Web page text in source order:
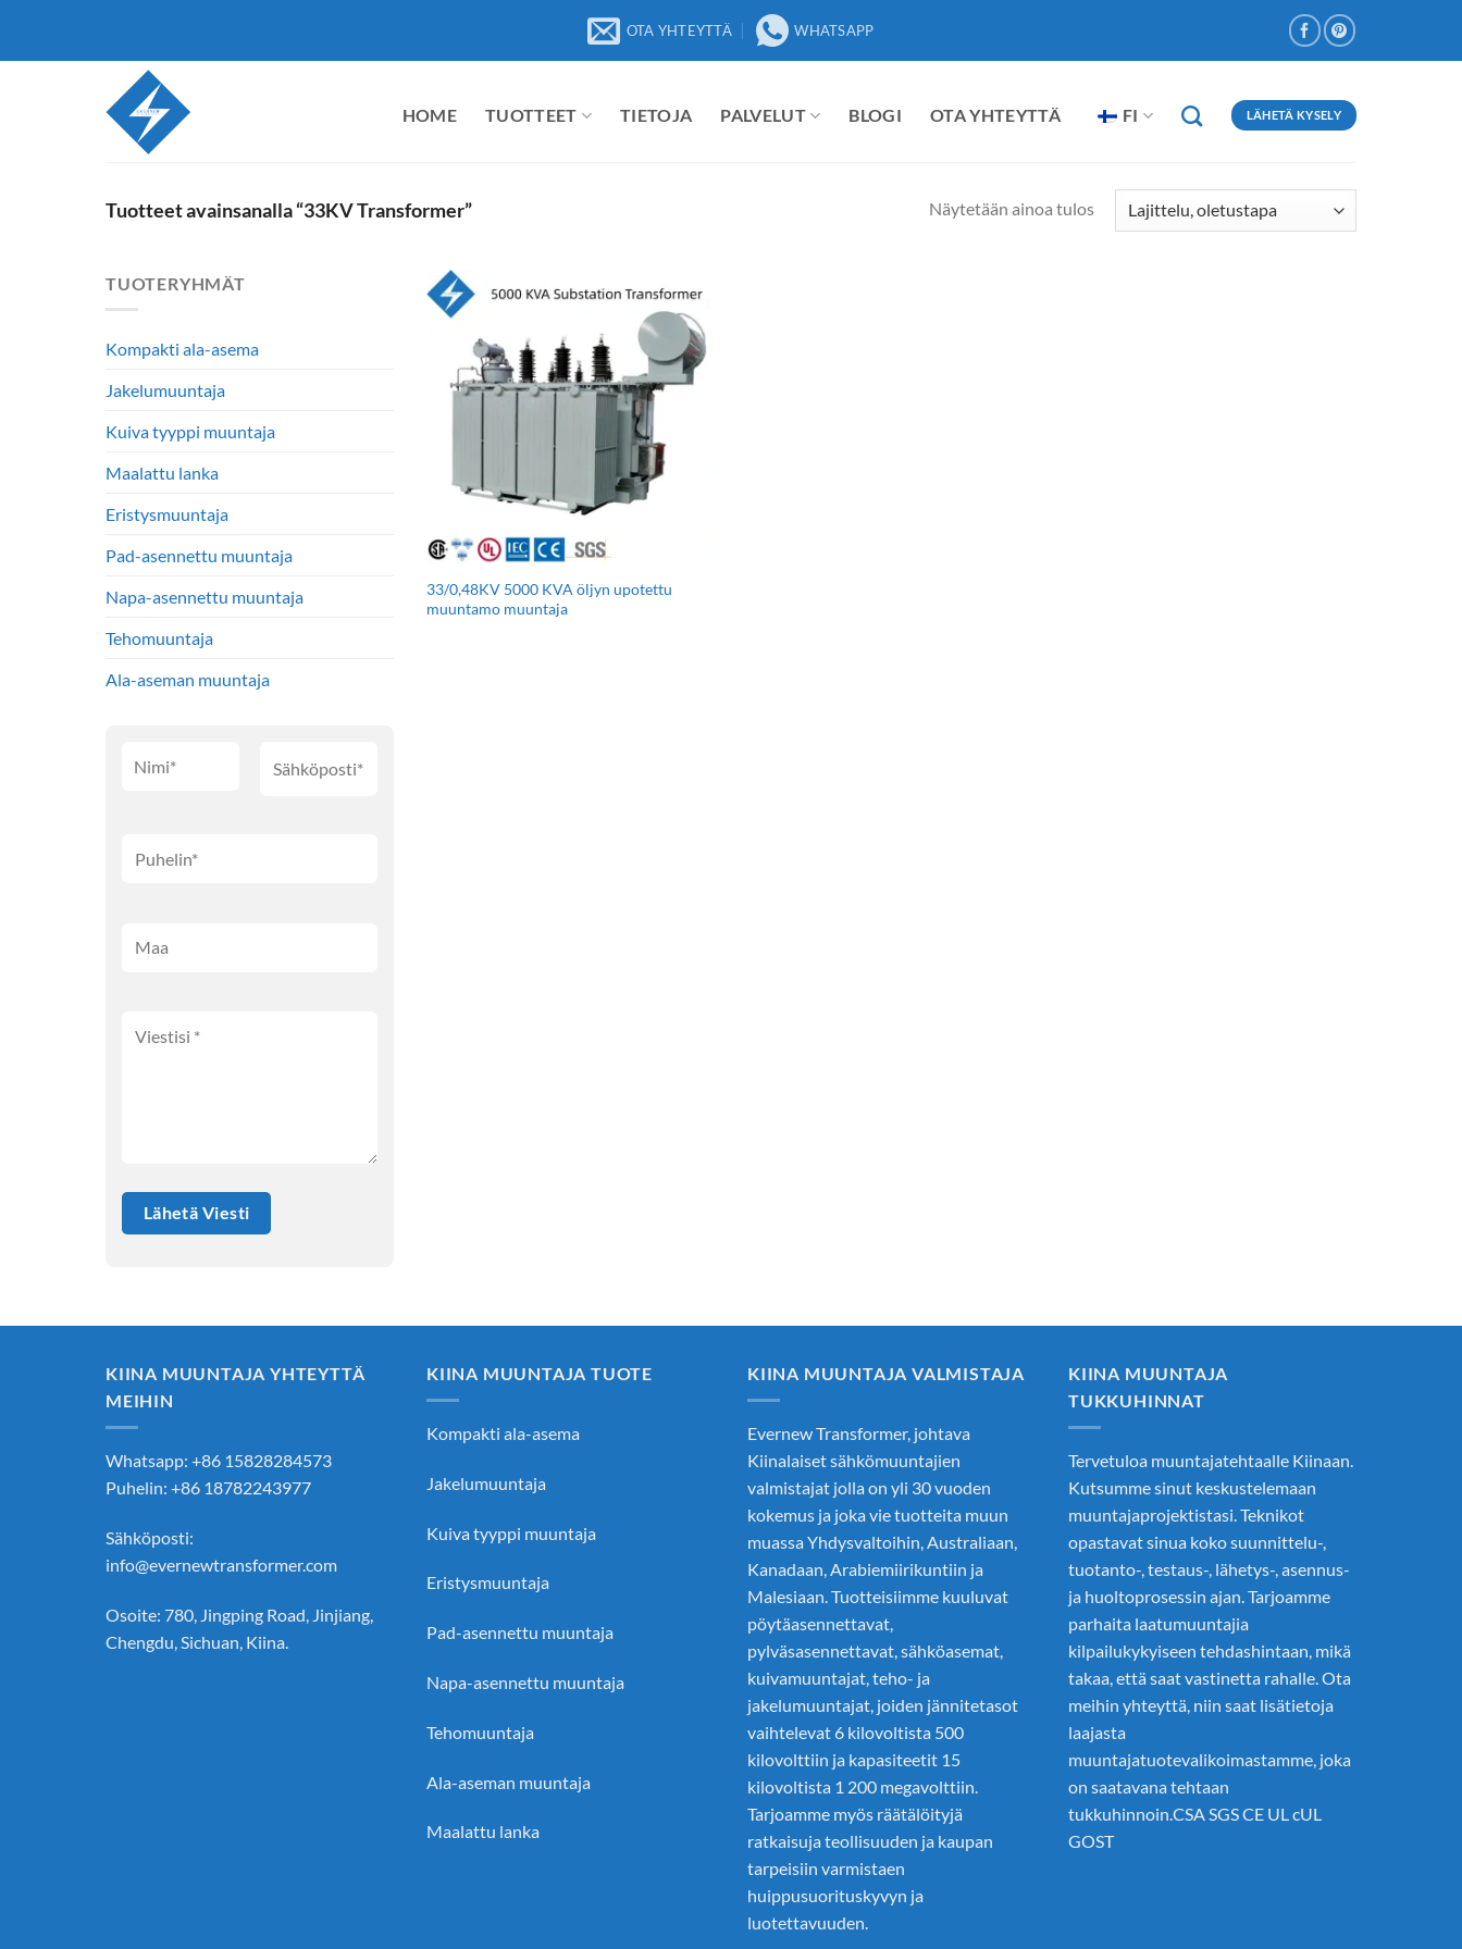
OTA YHTEYTTÄ WHATSAPP
HOME TUOTTEET TIETOJA PALVELUT BLOGI OTA YHTEYTTÄ FI LÄHETÄ KYSELY
Tuotteet avainsanalla “33KV Transformer” Näytetään ainoa tulos
TUOTERYHMÄT
Kompakti ala-asema
Jakelumuuntaja
Kuiva tyyppi muuntaja
Maalattu lanka
Eristysmuuntaja
Pad-asennettu muuntaja
Napa-asennettu muuntaja
Tehomuuntaja
Ala-aseman muuntaja
33/0,48KV 5000 KVA öljyn upotettu
muuntamo muuntaja
KIINA MUUNTAJA YHTEYTTÄ
MEIHIN
Whatsapp: +86 15828284573
Puhelin: +86 18782243977
Sähköposti:
info@evernewtransformer.com
Osoite: 780, Jingping Road, Jinjiang,
Chengdu, Sichuan, Kiina.
KIINA MUUNTAJA TUOTE
Kompakti ala-asema
Jakelumuuntaja
Kuiva tyyppi muuntaja
Eristysmuuntaja
Pad-asennettu muuntaja
Napa-asennettu muuntaja
Tehomuuntaja
Ala-aseman muuntaja
Maalattu lanka
KIINA MUUNTAJA VALMISTAJA
Evernew Transformer, johtava
Kiinalaiset sähkömuuntajien
valmistajat jolla on yli 30 vuoden
kokemus ja joka vie tuotteita muun
muassa Yhdysvaltoihin, Australiaan,
Kanadaan, Arabiemiirikuntiin ja
Malesiaan. Tuotteisiimme kuuluvat
pöytäasennettavat,
pylväsasennettavat, sähköasemat,
kuivamuuntajat, teho- ja
jakelumuuntajat, joiden jännitetasot
vaihtelevat 6 kilovoltista 500
kilovolttiin ja kapasiteetit 15
kilovoltista 1 200 megavolttiin.
Tarjoamme myös räätälöityjä
ratkaisuja teollisuuden ja kaupan
tarpeisiin varmistaen
huippusuorituskyvyn ja
luotettavuuden.
KIINA MUUNTAJA
TUKKUHINNAT
Tervetuloa muuntajatehtaalle Kiinaan.
Kutsumme sinut keskustelemaan
muuntajaprojektistasi. Teknikot
opastavat sinua koko suunnittelu-,
tuotanto-, testaus-, lähetys-, asennus-
ja huoltoprosessin ajan. Tarjoamme
parhaita laatumuuntajia
kilpailukykyiseen tehdashintaan, mikä
takaa, että saat vastinetta rahalle. Ota
meihin yhteyttä, niin saat lisätietoja
laajasta
muuntajatuotevalikoimastamme, joka
on saatavana tehtaan
tukkuhinnoin.CSA SGS CE UL cUL
GOST